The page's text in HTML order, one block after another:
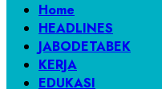
Home
HEADLINES
JABODETABEK
KERJA
EDUKASI